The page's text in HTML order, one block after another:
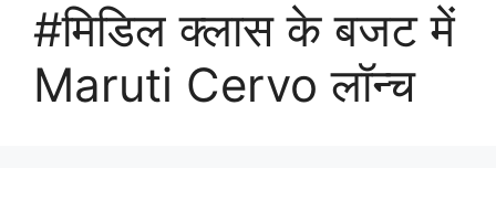
#मिडिल क्लास के बजट में
Maruti Cervo लॉन्च